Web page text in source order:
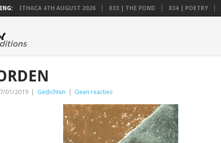
ITHACA 4TH AUGUST 2026 833 | THE POND 834 | POETRY
01/2019 Gedichten Geen reacties